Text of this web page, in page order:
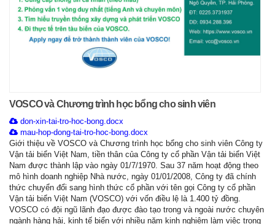
VOSCO và Chương trình học bổng cho sinh viên
don-xin-tai-tro-hoc-bong.docx
mau-hop-dong-tai-tro-hoc-bong.docx
Giới thiệu về VOSCO và Chương trình học bổng cho sinh viên Công ty
Vận tải biển Việt Nam, tiền thân của Công ty cổ phần Vận tải biển Việt
Nam được thành lập vào ngày 01/7/1970. Sau 37 năm hoạt động theo
mô hình doanh nghiệp Nhà nước, ngày 01/01/2008, Công ty đã chính
thức chuyển đổi sang hình thức cổ phần với tên gọi Công ty cổ phần
Vận tải biển Việt Nam (VOSCO) với vốn điều lệ là 1.400 tỷ đồng.
VOSCO có đội ngũ lãnh đạo được đào tạo trong và ngoài nước chuyên
ngành hàng hải, kinh tế biển với nhiều năm kinh nghiệm làm việc trong